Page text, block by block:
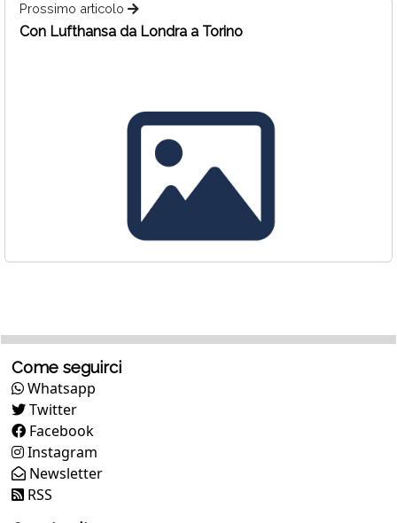
Prossimo articolo
Con Lufthansa da Londra a Torino
Come seguirci
Whatsapp
Twitter
Facebook
Instagram
Newsletter
RSS